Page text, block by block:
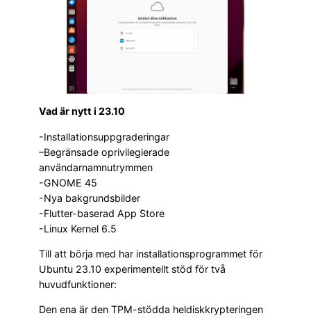
Vad är nytt i 23.10
-Installationsuppgraderingar
–Begränsade oprivilegierade
användarnamnutrymmen
-GNOME 45
-Nya bakgrundsbilder
-Flutter-baserad App Store
-Linux Kernel 6.5
Till att börja med har installationsprogrammet för
Ubuntu 23.10 experimentellt stöd för två
huvudfunktioner:
Den ena är den TPM-stödda heldiskkrypteringen